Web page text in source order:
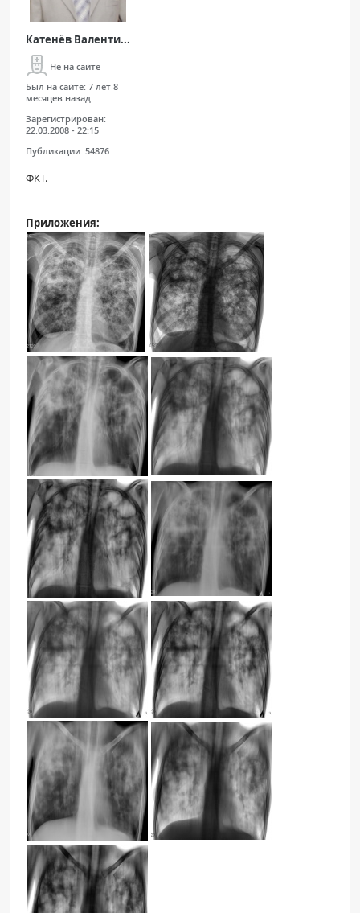
Катенёв Валенти...
Не на сайте
Был на сайте: 7 лет 8
месяцев назад
Зарегистрирован:
22.03.2008 - 22:15
Публикации: 54876
ФКТ.
Приложения: